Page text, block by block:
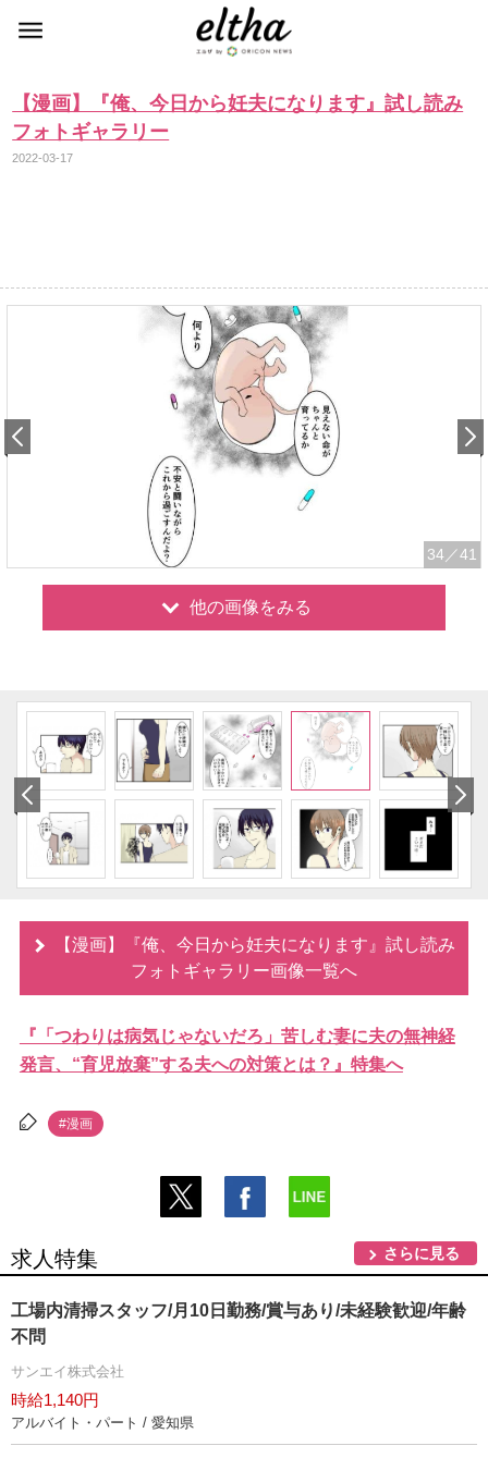
【漫画】『俺、今日から妊夫になります』試し読み
フォトギャラリー
2022-03-17
34 ／41
他の画像をみる
【漫画】『俺、今日から妊夫になります』試し読み
フォトギャラリー画像一覧へ
『「つわりは病気じゃないだろ」苦しむ妻に夫の無神経
発言、“育児放棄”する夫への対策とは？』特集へ
#漫画
求人特集 さらに見る
工場内清掃スタッフ/月10日勤務/賞与あり/未経験歓迎/年齢
不問
サンエイ株式会社
時給1,140円
アルバイト・パート / 愛知県